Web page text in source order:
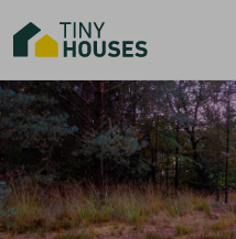
Hauptinhalt
springen
HÄUSER
BERATUNG
GRUNDSTÜCKE